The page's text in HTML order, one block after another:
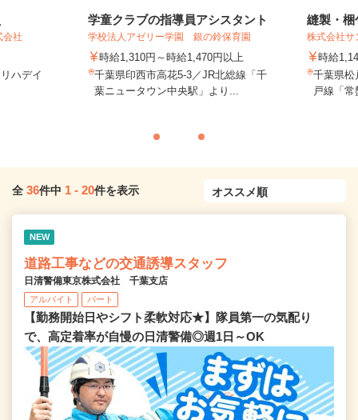
会社
ハデイ
学童クラブの指導員アシスタント
学校法人アゼリー学園 銀の鈴保育園
時給1,310円～時給1,470円以上
千葉県印西市高花5-3／JR北総線「千
葉ニュータウン中央駅」より...
縫製・梱
株式会社サ
時給
千葉県松
戸線「
全 36件中 1 - 20件を表示
NEW
道路工事などの交通誘導スタッフ
日清警備東京株式会社 千葉支店
アルバイト パート
【勤務開始日やシフト柔軟対応★】隊員第一の気配り
で、高定着率が自慢の日清警備◎週1日～OK